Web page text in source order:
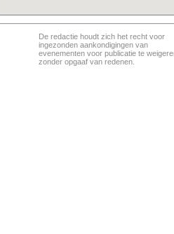
De redactie houdt zich het recht voor
ingezonden aankondigingen van
evenementen voor publicatie te
zonder opgaaf van redenen.